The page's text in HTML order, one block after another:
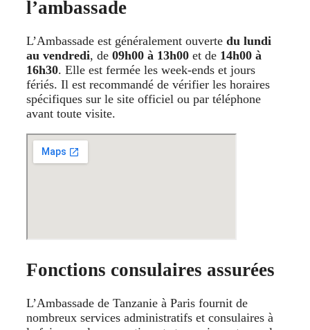
l’ambassade
L’Ambassade est généralement ouverte du lundi
au vendredi, de 09h00 à 13h00 et de 14h00 à
16h30. Elle est fermée les week-ends et jours
fériés. Il est recommandé de vérifier les horaires
spécifiques sur le site officiel ou par téléphone
avant toute visite.
Fonctions consulaires assurées
L’Ambassade de Tanzanie à Paris fournit de
nombreux services administratifs et consulaires à